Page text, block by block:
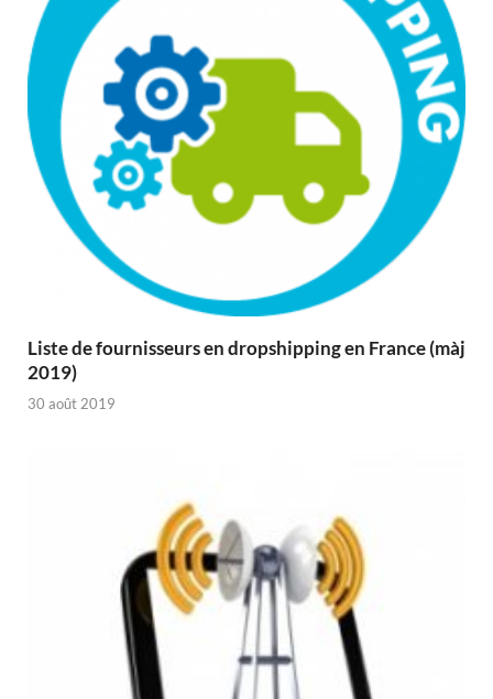
Liste de fournisseurs en dropshipping en France (màj
2019)
30 août 2019